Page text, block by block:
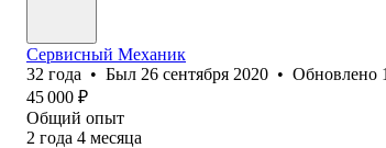
Сервисный Механик
32 года • Был 26 сентября 2020 • Обновлено
45 000 ₽
Общий опыт
2 года 4 месяца